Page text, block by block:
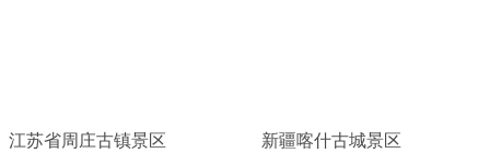
江苏省周庄古镇景区 新疆喀什古城景区